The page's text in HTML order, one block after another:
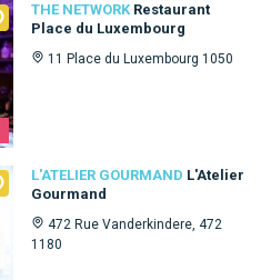
THE NETWORK Restaurant
Place du Luxembourg
11 Place du Luxembourg 1050
L'ATELIER GOURMAND L'Atelier
Gourmand
472 Rue Vanderkindere, 472
1180